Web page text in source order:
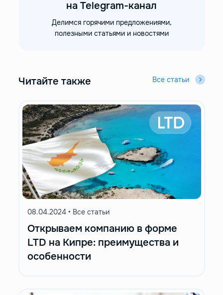
на Telegram-канал
Делимся горячими предложениями,
полезными статьями и новостями
Читайте также Все статьи
08.04.2024 • Все статьи
Открываем компанию в форме
LTD на Кипре: преимущества и
особенности